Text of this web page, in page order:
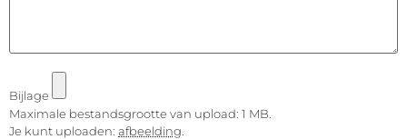
Bijlage
Maximale bestandsgrootte van upload: 1 MB.
Je kunt uploaden: afbeelding